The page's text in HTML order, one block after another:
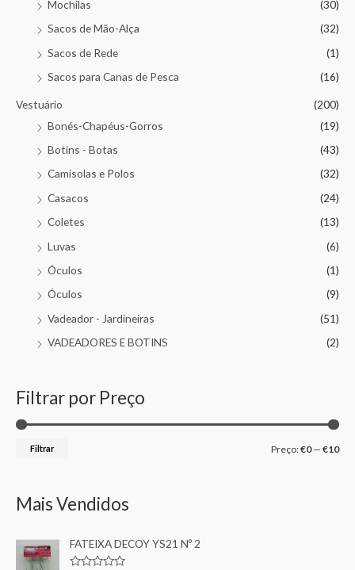
Mochilas
(30)
Sacos de Mão-Alça
(32)
Sacos de Rede
(1)
Sacos para Canas de Pesca
(16)
Vestuário
(200)
Bonés-Chapéus-Gorros
(19)
Botins - Botas
(43)
Camisolas e Polos
(32)
Casacos
(24)
Coletes
(13)
Luvas
(6)
Óculos
(1)
Óculos
(9)
Vadeador - Jardineiras
(51)
VADEADORES E BOTINS
(2)
Filtrar por Preço
Filtrar Preço:€0— €10
Mais Vendidos
FATEIXA DECOY YS21 Nº 2